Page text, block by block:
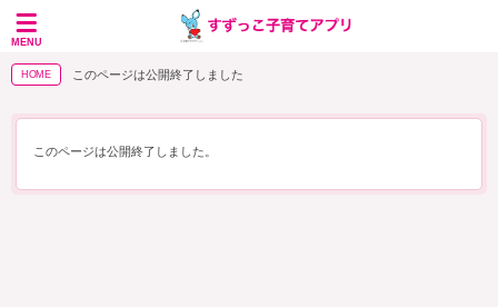
MENU
HOME このページは公開終了しました
このページは公開終了しました。